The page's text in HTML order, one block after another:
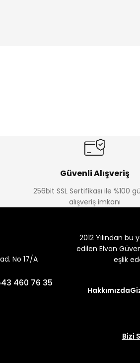
Güvenli Alışveriş
256bit SSL Sertifikası ile %100
alışveriş imkanı
No 17/A
460 76 35
2012 Yılından
edilen Elvan
eşlik
Hakkımızda
Bizi